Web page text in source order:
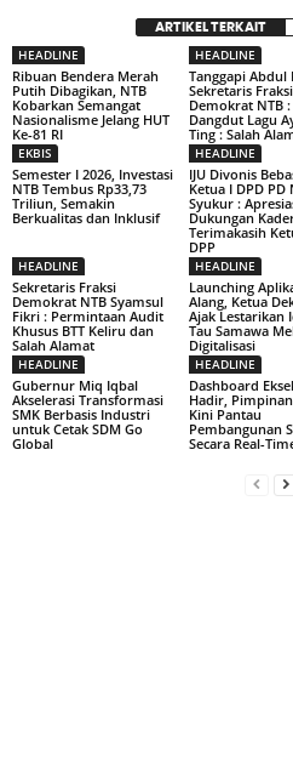
ARTIKEL TERKAIT
HEADLINE
Ribuan Bendera Merah
Putih Dibagikan, NTB
Kobarkan Semangat
Nasionalisme Jelang HUT
Ke-81 RI
HEADLINE
Tanggapi Abdul
Sekretaris Fraksi
Demokrat NTB :
Dangdut Lagu
Ting : Salah
EKBIS
Semester I 2026, Investasi
NTB Tembus Rp33,73
Triliun, Semakin
Berkualitas dan Inklusif
HEADLINE
IJU Divonis
Ketua I DPD PD
Syukur :
Dukungan
Terimakasih
DPP
HEADLINE
Sekretaris Fraksi
Demokrat NTB Syamsul
Fikri : Permintaan Audit
Khusus BTT Keliru dan
Salah Alamat
HEADLINE
Launching
Alang, Ketua
Ajak Lestarikan
Tau Samawa
Digitalisasi
HEADLINE
Gubernur Miq Iqbal
Akselerasi Transformasi
SMK Berbasis Industri
untuk Cetak SDM Go
Global
HEADLINE
Dashboard
Hadir,
Kini Pantau
Pembangunan
Secara Real-